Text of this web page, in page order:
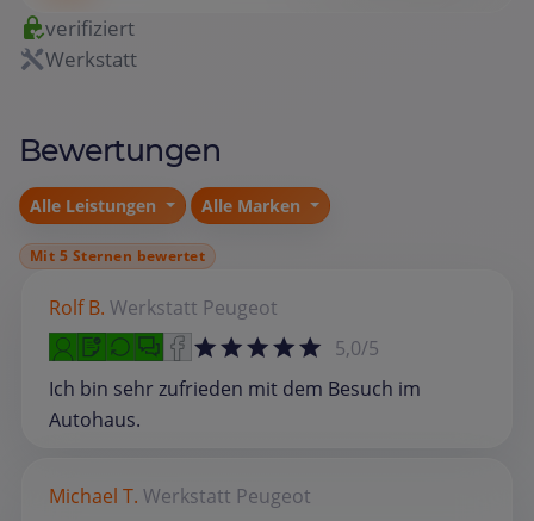
verifiziert
Werkstatt
Bewertungen
Alle Leistungen Alle Marken
Mit 5 Sternen bewertet
Rolf B. Werkstatt Peugeot
5,0/5
Ich bin sehr zufrieden mit dem Besuch im
Autohaus.
Michael T. Werkstatt Peugeot